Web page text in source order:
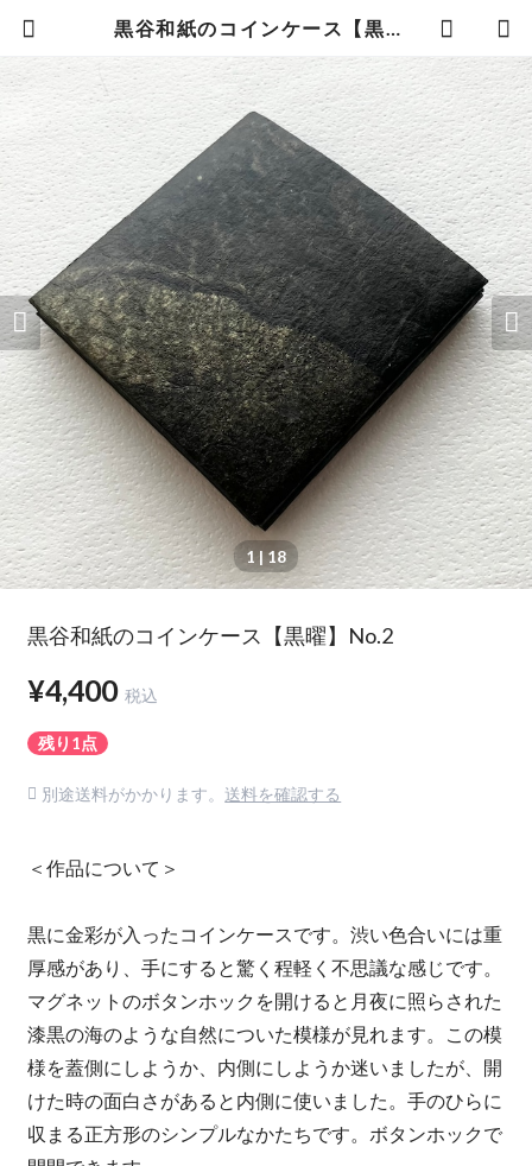
黒谷和紙のコインケース【黒曜】No.2 | 暮らしの中の和紙のかたち
1 | 18
黒谷和紙のコインケース【黒曜】No.2
¥4,400 税込
残り1点
別途送料がかかります。 送料を確認する
＜作品について＞
黒に金彩が入ったコインケースです。渋い色合いには重
厚感があり、手にすると驚く程軽く不思議な感じです。
マグネットのボタンホックを開けると月夜に照らされた
漆黒の海のような自然についた模様が見れます。この模
様を蓋側にしようか、内側にしようか迷いましたが、開
けた時の面白さがあると内側に使いました。手のひらに
収まる正方形のシンプルなかたちです。ボタンホックで